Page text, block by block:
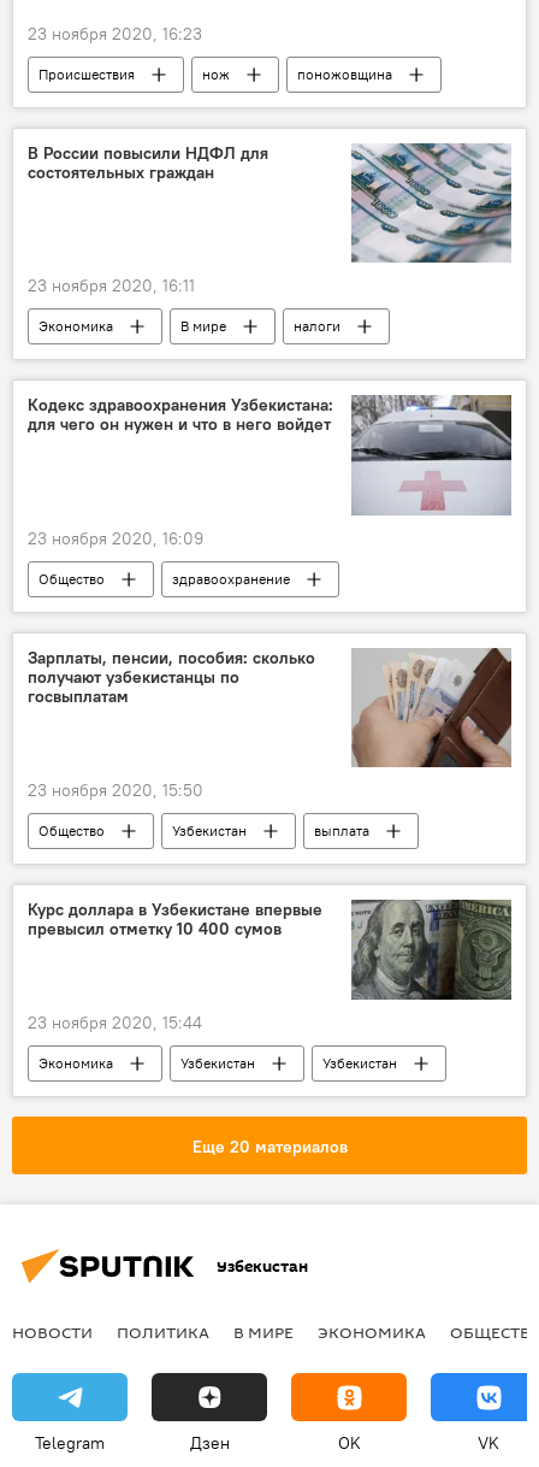
23 ноября 2020, 16:23
Происшествия нож
поножовщина
ножевое ранение
Узбекистан
Узбекистан
Самарканд
торговый центр
Происшествие
В России повысили НДФЛ для
состоятельных граждан
23 ноября 2020, 16:11
Экономика В мире
налоги
НДФЛ
Россия
Владимир Путин
закон
новый закон
Кодекс здравоохранения Узбекистана:
для чего он нужен и что в него войдет
23 ноября 2020, 16:09
Общество
здравоохранение
Узбекистан
здоровье
Зарплаты, пенсии, пособия: сколько
получают узбекистанцы по
госвыплатам
23 ноября 2020, 15:50
Общество Узбекистан
выплата
пособие
пенсия
зарплата
Минюст Узбекистана
Курс доллара в Узбекистане впервые
превысил отметку 10 400 сумов
23 ноября 2020, 15:44
Экономика Узбекистан
Узбекистан
Экономика
курс валюты деньги
Еще 20 материалов
Узбекистан
НОВОСТИ ПОЛИТИКА В МИРЕ ЭКОНОМИКА
Telegram Дзен OK VK